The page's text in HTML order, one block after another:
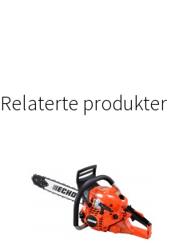
Relaterte produkter